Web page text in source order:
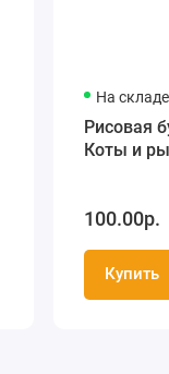
На складе
Рисовая
Коты и
100.00р.
Купить